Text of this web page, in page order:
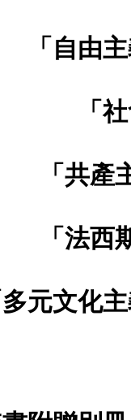
「自由
「
「共
「法
多元文化